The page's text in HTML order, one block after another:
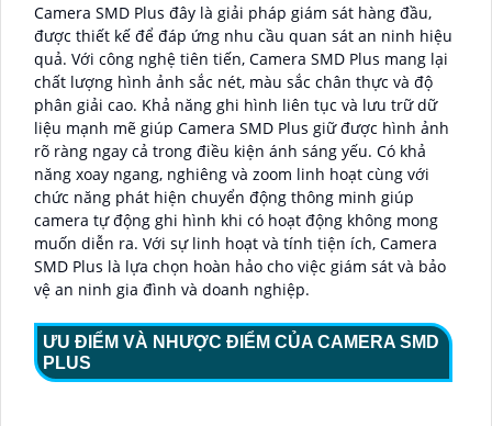
Camera SMD Plus đây là giải pháp giám sát hàng đầu,
được thiết kế để đáp ứng nhu cầu quan sát an ninh hiệu
quả. Với công nghệ tiên tiến, Camera SMD Plus mang lại
chất lượng hình ảnh sắc nét, màu sắc chân thực và độ
phân giải cao. Khả năng ghi hình liên tục và lưu trữ dữ
liệu mạnh mẽ giúp Camera SMD Plus giữ được hình ảnh
rõ ràng ngay cả trong điều kiện ánh sáng yếu. Có khả
năng xoay ngang, nghiêng và zoom linh hoạt cùng với
chức năng phát hiện chuyển động thông minh giúp
camera tự động ghi hình khi có hoạt động không mong
muốn diễn ra. Với sự linh hoạt và tính tiện ích, Camera
SMD Plus là lựa chọn hoàn hảo cho việc giám sát và bảo
vệ an ninh gia đình và doanh nghiệp.
ƯU ĐIỂM VÀ NHƯỢC ĐIỂM CỦA CAMERA SMD
PLUS